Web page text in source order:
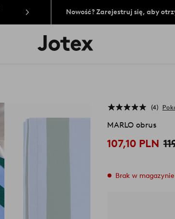
Nowość? Zarejestruj się, aby
Logo
Jotex
4
MARLO obrus
107,10 PLN
Brak w magazynie